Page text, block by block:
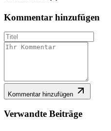
Kommentar hinzufügen
Kommentar hinzufügen
Verwandte Beiträge